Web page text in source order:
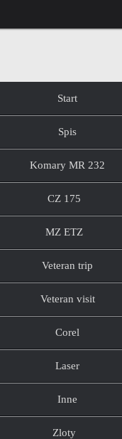
Start
Spis
Komary MR 232
CZ 175
MZ ETZ
Veteran trip
Veteran visit
Corel
Laser
Inne
Zloty